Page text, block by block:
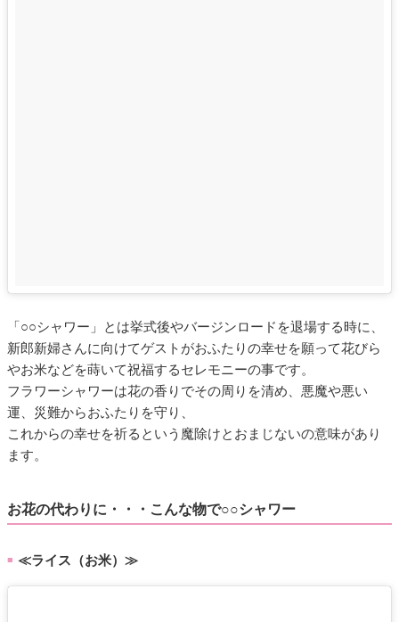
「○○シャワー」とは挙式後やバージンロードを退場する時に、
新郎新婦さんに向けてゲストがおふたりの幸せを願って花びら
やお米などを蒔いて祝福するセレモニーの事です。
フラワーシャワーは花の香りでその周りを清め、悪魔や悪い
運、災難からおふたりを守り、
これからの幸せを祈るという魔除けとおまじないの意味があり
ます。
お花の代わりに・・・こんな物で○○シャワー
■ ≪ライス（お米）≫